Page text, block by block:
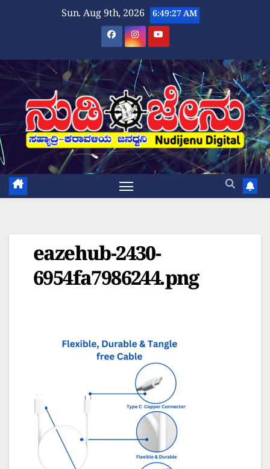
Sun. Aug 9th, 2026 6:49:27 AM
eazehub-2430-
6954fa7986244.png